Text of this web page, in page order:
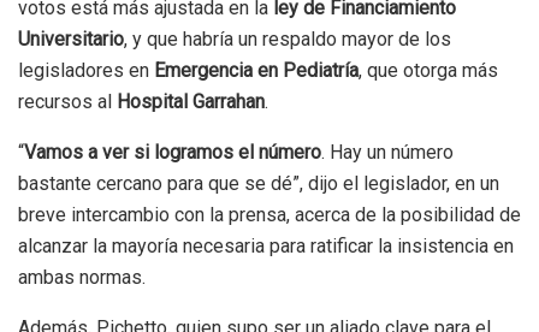
votos está más ajustada en la ley de Financiamiento
Universitario, y que habría un respaldo mayor de los
legisladores en Emergencia en Pediatría, que otorga más
recursos al Hospital Garrahan.
“Vamos a ver si logramos el número. Hay un número
bastante cercano para que se dé”, dijo el legislador, en un
breve intercambio con la prensa, acerca de la posibilidad de
alcanzar la mayoría necesaria para ratificar la insistencia en
ambas normas.